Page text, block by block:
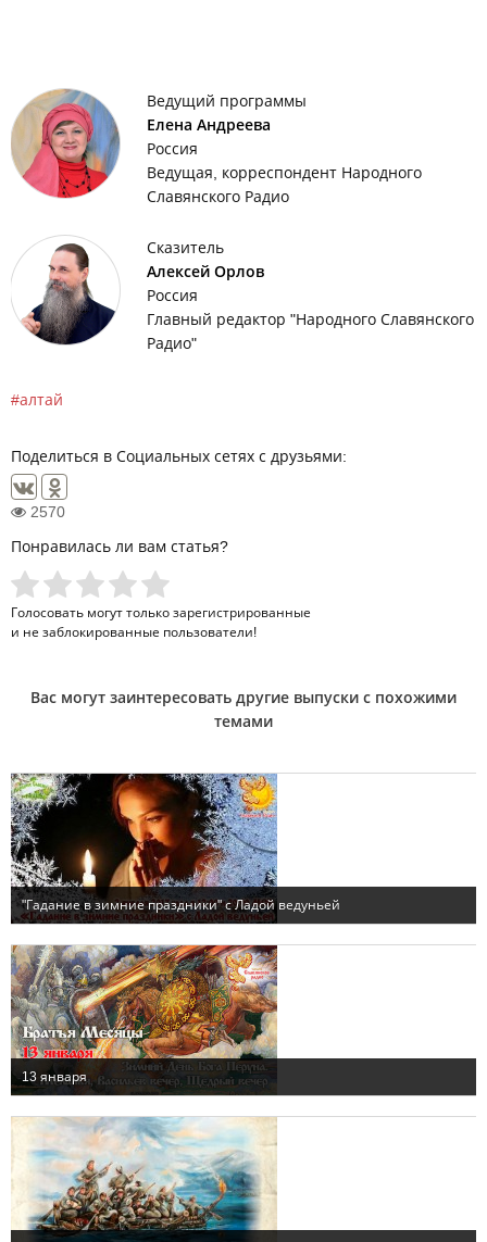
Ведущий программы
Елена Андреева
Россия
Ведущая, корреспондент Народного
Славянского Радио
Сказитель
Алексей Орлов
Россия
Главный редактор "Народного Славянского
Радио"
алтай
Поделиться в Социальных сетях с друзьями:
2570
Понравилась ли вам статья?
Голосовать могут только зарегистрированные
и не заблокированные пользователи!
Вас могут заинтересовать другие выпуски с похожими
темами